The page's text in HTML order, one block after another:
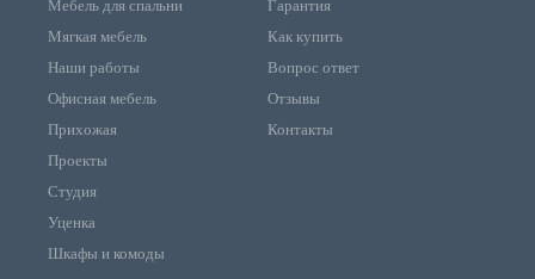
Мебель для спальни
Мягкая мебель
Наши работы
Офисная мебель
Прихожая
Проекты
Студия
Уценка
Шкафы и комоды
Гарантия
Как купить
Вопрос ответ
Отзывы
Контакты